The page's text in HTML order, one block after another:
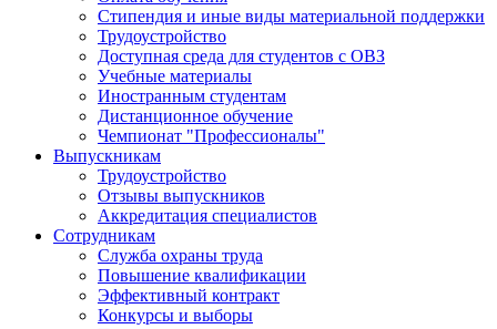
Стипендия и иные виды материальной поддержки
Трудоустройство
Доступная среда для студентов с ОВЗ
Учебные материалы
Иностранным студентам
Дистанционное обучение
Чемпионат "Профессионалы"
Выпускникам
Трудоустройство
Отзывы выпускников
Аккредитация специалистов
Сотрудникам
Служба охраны труда
Повышение квалификации
Эффективный контракт
Конкурсы и выборы